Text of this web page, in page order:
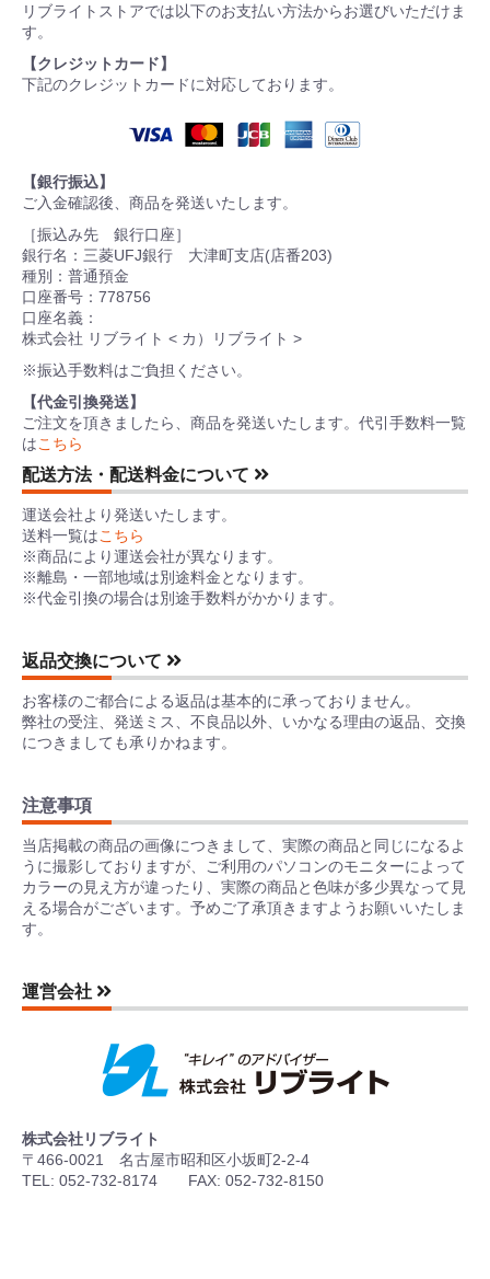
リブライトストアでは以下のお支払い方法からお選びいただけま
す。
【クレジットカード】
下記のクレジットカードに対応しております。
【銀行振込】
ご入金確認後、商品を発送いたします。
［振込み先 銀行口座］
銀行名：三菱UFJ銀行 大津町支店(店番203)
種別：普通預金
口座番号：778756
口座名義：
株式会社 リブライト < カ）リブライト >
※振込手数料はご負担ください。
【代金引換発送】
ご注文を頂きましたら、商品を発送いたします。代引手数料一覧
はこちら
配送方法・配送料金について
運送会社より発送いたします。
送料一覧はこちら
※商品により運送会社が異なります。
※離島・一部地域は別途料金となります。
※代金引換の場合は別途手数料がかかります。
返品交換について
お客様のご都合による返品は基本的に承っておりません。
弊社の受注、発送ミス、不良品以外、いかなる理由の返品、交換
につきましても承りかねます。
注意事項
当店掲載の商品の画像につきまして、実際の商品と同じになるよ
うに撮影しておりますが、ご利用のパソコンのモニターによって
カラーの見え方が違ったり、実際の商品と色味が多少異なって見
える場合がございます。予めご了承頂きますようお願いいたしま
す。
運営会社
株式会社リブライト
〒466-0021 名古屋市昭和区小坂町2-2-4
TEL: 052-732-8174 FAX: 052-732-8150